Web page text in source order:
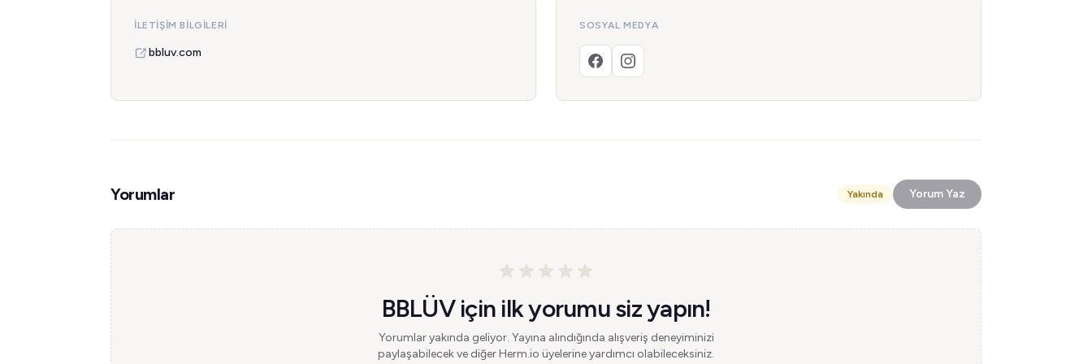
İLETIŞIM BILGILERI
bbluv.com
SOSYAL MEDYA
Yorumlar Yakında Yorum Yaz
BBLÜV için ilk yorumu siz yapın!
Yorumlar yakında geliyor. Yayına alındığında alışveriş deneyiminizi
paylaşabilecek ve diğer Herm.io üyelerine yardımcı olabileceksiniz.